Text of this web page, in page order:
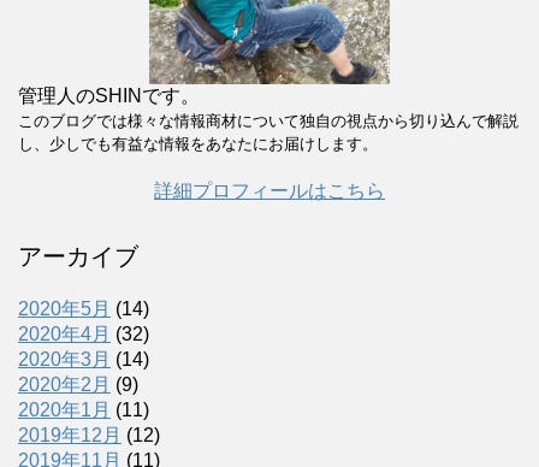
管理人のSHINです。
このブログでは様々な情報商材について独自の視点から切り込んで解説
し、少しでも有益な情報をあなたにお届けします。
詳細プロフィールはこちら
アーカイブ
2020年5月 (14)
2020年4月 (32)
2020年3月 (14)
2020年2月 (9)
2020年1月 (11)
2019年12月 (12)
2019年11月 (11)